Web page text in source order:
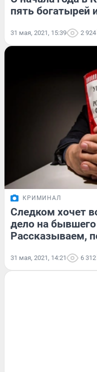
пять богатырей
31 мая, 2021, 15:39 2 924
КРИМИНАЛ
Следком хочет
дело на
Рассказываем,
31 мая, 2021, 14:21 6 312